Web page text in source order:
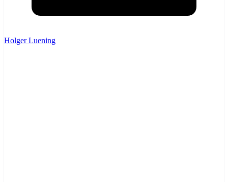
Holger Luening